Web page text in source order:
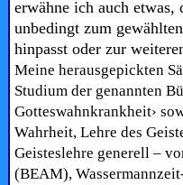
erwähne ich auch etwas,
unbedingt zum
hinpasst oder zur
Meine herausgepickten
Studium der genannten
Gotteswahnkrankheit›
Wahrheit, Lehre des
Geisteslehre generell –
(BEAM),